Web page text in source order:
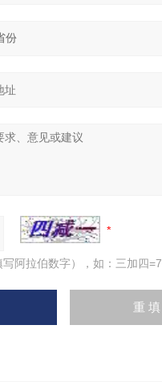
阿拉伯数字），如：三加四=7